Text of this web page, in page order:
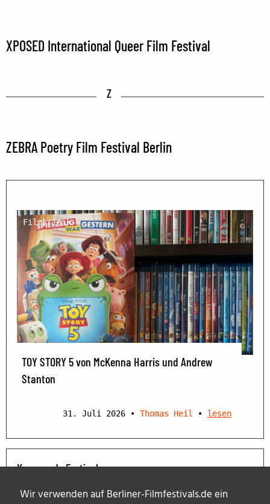
Wir verwenden auf Berliner-Filmfestivals.de ein
XPOSED International Queer Film Festival
Z
ZEBRA Poetry Film Festival Berlin
Filmkritik
TOY STORY 5 von McKenna Harris und Andrew
Stanton
31. Juli 2026 • Thomas Heil • lesen
Kommende Festivals